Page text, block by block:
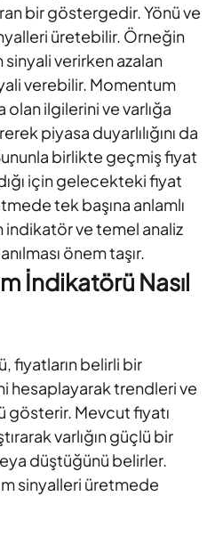
bir göstergedir. Yönü ve
üretebilir. Örneğin
verirken azalan
verebilir. Momentum
olan ilgilerini ve varlığa
piyasa duyarlılığını da
birlikte geçmiş fiyat
için gelecekteki fiyat
tek başına anlamlı
ve temel analiz
önem taşır.
İndikatörü Nasıl
fiyatların belirli bir
hesaplayarak trendleri ve
gösterir. Mevcut fiyatı
varlığın güçlü bir
düştüğünü belirler.
sinyalleri üretmede